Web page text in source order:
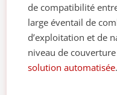
de compatibilité
large éventail de
d’exploitation et de
niveau de couverture
solution automatisée.